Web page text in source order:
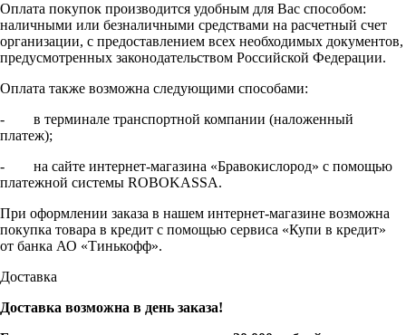
Оплата покупок производится удобным для Вас способом:
наличными или безналичными средствами на расчетный счет
организации, с предоставлением всех необходимых документов,
предусмотренных законодательством Российской Федерации.
Оплата также возможна следующими способами:
- в терминале транспортной компании (наложенный
платеж);
- на сайте интернет-магазина «Бравокислород» с помощью
платежной системы ROBOKASSA.
При оформлении заказа в нашем интернет-магазине возможна
покупка товара в кредит с помощью сервиса «Купи в кредит»
от банка АО «Тинькофф».
Доставка
Доставка возможна в день заказа!